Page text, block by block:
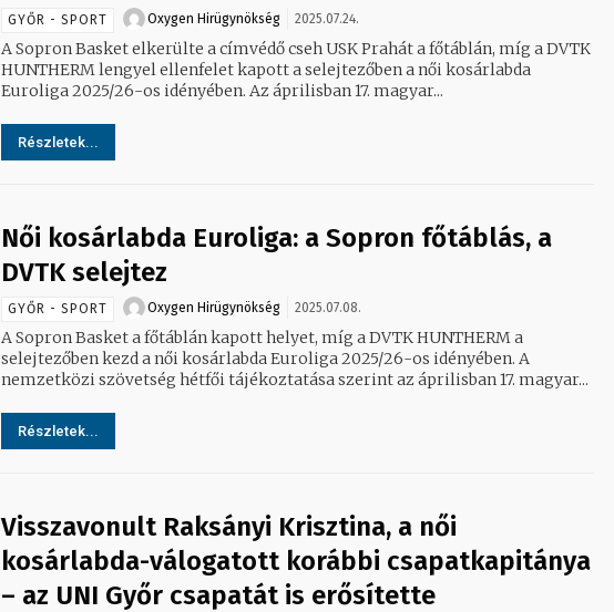
GYŐR - SPORT Oxygen Hirügynökség 2025.07.24.
A Sopron Basket elkerülte a címvédő cseh USK Prahát a főtáblán, míg a DVTK
HUNTHERM lengyel ellenfelet kapott a selejtezőben a női kosárlabda
Euroliga 2025/26-os idényében. Az áprilisban 17. magyar...
Részletek...
Női kosárlabda Euroliga: a Sopron főtáblás, a
DVTK selejtez
GYŐR - SPORT Oxygen Hirügynökség 2025.07.08.
A Sopron Basket a főtáblán kapott helyet, míg a DVTK HUNTHERM a
selejtezőben kezd a női kosárlabda Euroliga 2025/26-os idényében. A
nemzetközi szövetség hétfői tájékoztatása szerint az áprilisban 17. magyar...
Részletek...
Visszavonult Raksányi Krisztina, a női
kosárlabda-válogatott korábbi csapatkapitánya
– az UNI Győr csapatát is erősítette